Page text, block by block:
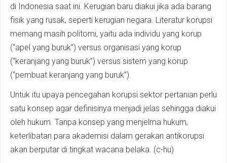
di Indonesia saat ini. Kerugian baru diakui jika ada barang
fisik yang rusak, seperti kerugian negara. Literatur korupsi
memang masih politomi, yaitu ada individu yang korup
(“apel yang buruk”) versus organisasi yang korup
(“keranjang yang buruk”) versus sistem yang korup
(“pembuat keranjang yang buruk”).
Untuk itu upaya pencegahan korupsi sektor pertanian perlu
satu konsep agar definisinya menjadi jelas sehingga diakui
oleh hukum. Tanpa konsep yang menjelma hukum,
keterlibatan para akademisi dalam gerakan antikorupsi
akan berputar di tingkat wacana belaka. (c-hu)